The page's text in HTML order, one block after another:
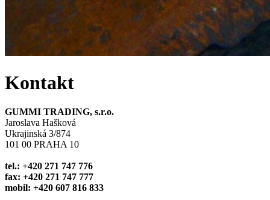
Kontakt
GUMMI TRADING, s.r.o.
Jaroslava Hašková
Ukrajinská 3/874
101 00 PRAHA 10
tel.: +420 271 747 776
fax: +420 271 747 777
mobil: +420 607 816 833